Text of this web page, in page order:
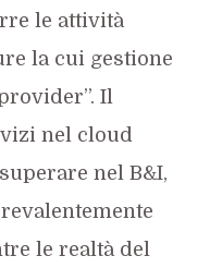
le attività
la cui gestione
Il
nel cloud
nel B&I,
le realtà del